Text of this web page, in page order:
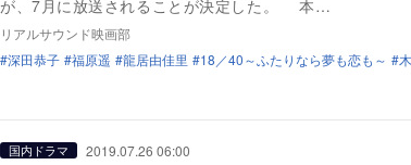
が、7月に放送されることが決定した。 本…
リアルサウンド映画部
深田恭子
福原遥 龍居由佳里 18／40～ふたりなら夢も恋も～
国内ドラマ 2019.07.26 06:00